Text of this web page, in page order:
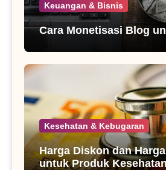
Keuangan & Bisnis
Cara Monetisasi Blog
Kesehatan & Kebugaran
Harga Diskon dan
untuk Produk